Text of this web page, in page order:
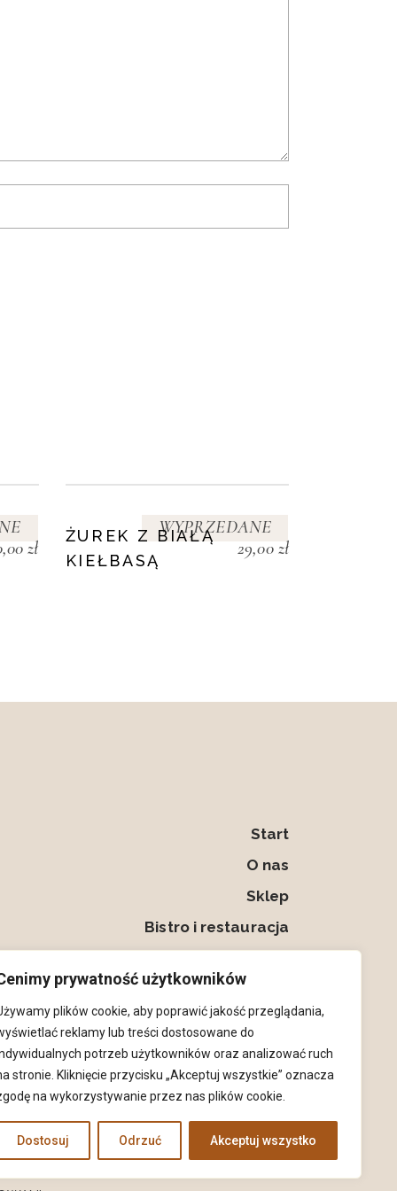
prywatność użytkowników
plików cookie, aby poprawić jakość przeglądania,
reklamy lub treści dostosowane do
potrzeb użytkowników oraz analizować ruch
stronie. Kliknięcie przycisku „Akceptuj wszystkie” oznacza
na wykorzystywanie przez nas plików cookie.
Dostosuj Odrzuć Akceptuj wszystko
zł
WYPRZEDANE
ŻUREK Z BIAŁĄ
KIEŁBASĄ
29,00 zł
Start
O nas
Sklep
Bistro i restauracja
Moje konto